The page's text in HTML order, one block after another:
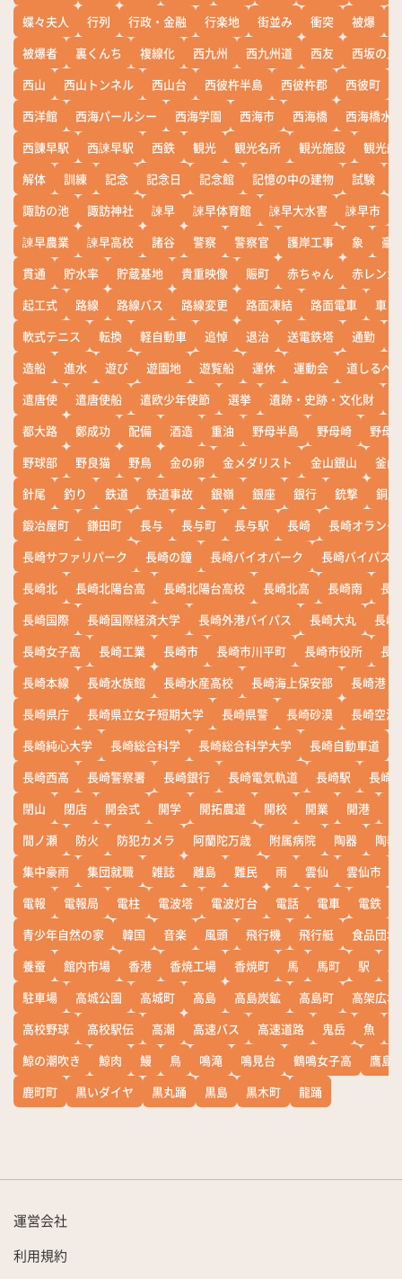
蝶々夫人
行列 行政・金融 行楽地 街並み 衝突 被爆
被爆者
裏くんち 複線化 西九州 西九州道 西友
西坂の丘
西山
西山トンネル 西山台 西彼杵半島 西彼杵郡 西彼町
西洋館
西海パールシー 西海学園 西海市 西海橋
西海橋水
西諌早駅
西諫早駅 西鉄 観光 観光名所 観光施設
観光船
解体
訓練 記念 記念日 記念館 記憶の中の建物 試験
諏訪の池
諏訪神社 諫早 諫早体育館 諫早大水害 諫早市
諫早農業
諫早高校 諸谷 警察 警察官 護岸工事 象
豪
貫通
貯水率 貯蔵基地 貴重映像 賑町 赤ちゃん
赤レンガ
起工式
路線 路線バス 路線変更 路面凍結 路面電車
車
軟式テニス
転換 軽自動車 追悼 退治 送電鉄塔 通勤
造船
進水 遊び 遊園地 遊覧船 運休 運動会
道しるべ
遣唐使
遣唐使船 遣欧少年使節 選挙 遺跡・史跡・文化財
都大路
鄭成功 配備 酒造 重油 野母半島 野母崎
野母
野球部
野良猫 野鳥 金の卵 金メダリスト 金山銀山
釜山
針尾
釣り 鉄道 鉄道事故 銀嶺 銀座 銀行 銃撃
銅座
鍛冶屋町
鎌田町 長与 長与町 長与駅 長崎
長崎オランダ
長崎サファリパーク
長崎の鐘 長崎バイオパーク
長崎バイパス
長崎北
長崎北陽台高 長崎北陽台高校 長崎北高 長崎南
長
長崎国際
長崎国際経済大学 長崎外港バイパス 長崎大丸
長崎
長崎女子高
長崎工業 長崎市 長崎市川平町 長崎市役所
長
長崎本線
長崎水族館 長崎水産高校 長崎海上保安部
長崎港
長崎県庁
長崎県立女子短期大学 長崎県警 長崎砂漠
長崎空港
長崎純心大学
長崎総合科学 長崎総合科学大学 長崎自動車道
長崎西高
長崎警察署 長崎銀行 長崎電気軌道 長崎駅
長崎
閉山
閉店 開会式 開学 開拓農道 開校 開業 開港
間ノ瀬
防火 防犯カメラ 阿蘭陀万歳 附属病院 陶器
陶器
集中豪雨
集団就職 雑誌 離島 難民 雨 雲仙 雲仙市
電報
電報局 電柱 電波塔 電波灯台 電話 電車 電鉄
青少年自然の家
韓国 音楽 風頭 飛行機 飛行艇
食品団地
養蚕
館内市場 香港 香焼工場 香焼町 馬 馬町 駅
駐車場
高城公園 高城町 高島 高島炭鉱 高島町
高架広場
高校野球
高校駅伝 高潮 高速バス 高速道路 鬼岳 魚
鯨の潮吹き
鯨肉 鰻 鳥 鳴滝 鳴見台 鶴鳴女子高
鷹島
鹿町町
黒いダイヤ 黒丸踊 黒島 黒木町 龍踊
運営会社
利用規約